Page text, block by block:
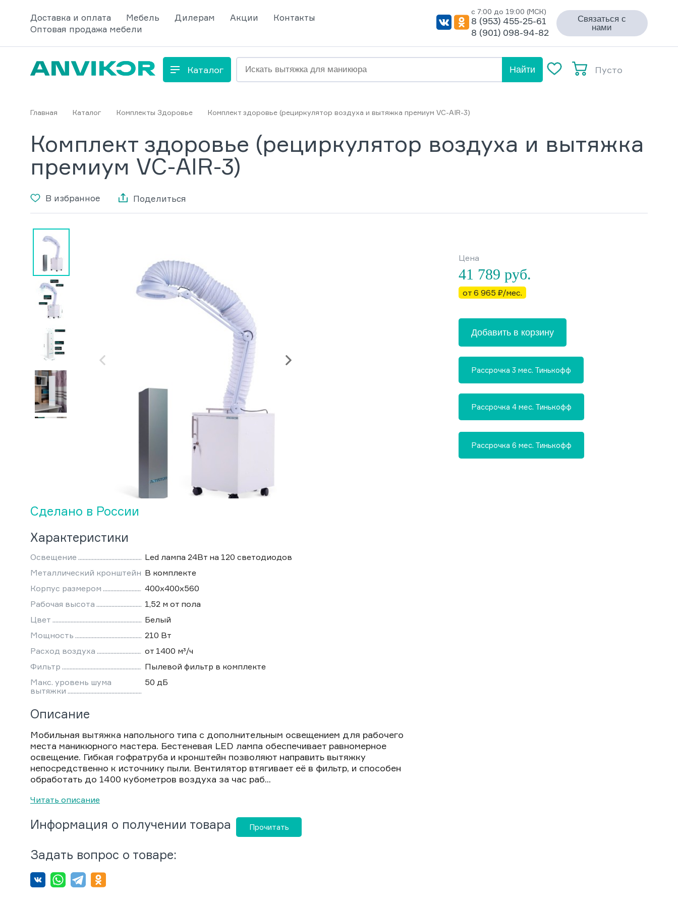
Доставка и оплата Мебель Дилерам Акции
Контакты
Оптовая продажа мебели
с 7:00 до 19:00 (МСК)
8 (953) 455-25-61
8 (901) 098-94-82
Связаться с
нами
Каталог Найти Пусто
Главная Каталог Комплекты Здоровье Комплект здоровье (рециркулятор воздуха и вытяжка премиум VC-AIR-3)
Комплект здоровье (рециркулятор воздуха и вытяжка
премиум VC-AIR-3)
В избранное Поделиться
Сделано в России
Характеристики
Освещение
Led лампа 24Вт на 120 светодиодов
Металлический кронштейн В комплекте
Корпус размером
400х400х560
Рабочая высота
1,52 м от пола
Цвет
Белый
Мощность
210 Вт
Расход воздуха
от 1400 м³/ч
Фильтр
Пылевой фильтр в комплекте
Макс. уровень шума
вытяжки
50 дБ
Описание
Мобильная вытяжка напольного типа с дополнительным освещением для рабочего
места маникюрного мастера. Бестеневая LED лампа обеспечивает равномерное
освещение. Гибкая гофратруба и кронштейн позволяют направить вытяжку
непосредственно к источнику пыли. Вентилятор втягивает её в фильтр, и способен
обработать до 1400 кубометров воздуха за час раб...
Читать описание
Информация о получении товара Прочитать
Задать вопрос о товаре:
Цена
41 789 руб.
от 6 965 ₽/мес.
Добавить в корзину
Рассрочка 3 мес. Тинькофф
Рассрочка 4 мес. Тинькофф
Рассрочка 6 мес. Тинькофф